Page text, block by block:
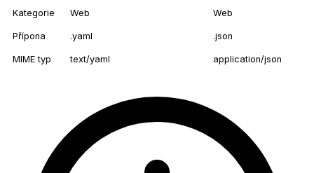
Kategorie Web Web
Přípona .yaml .json
MIME typ text/yaml application/json